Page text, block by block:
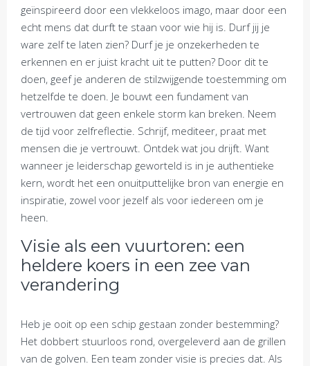
geïnspireerd door een vlekkeloos imago, maar door een
echt mens dat durft te staan voor wie hij is. Durf jij je
ware zelf te laten zien? Durf je je onzekerheden te
erkennen en er juist kracht uit te putten? Door dit te
doen, geef je anderen de stilzwijgende toestemming om
hetzelfde te doen. Je bouwt een fundament van
vertrouwen dat geen enkele storm kan breken. Neem
de tijd voor zelfreflectie. Schrijf, mediteer, praat met
mensen die je vertrouwt. Ontdek wat jou drijft. Want
wanneer je leiderschap geworteld is in je authentieke
kern, wordt het een onuitputtelijke bron van energie en
inspiratie, zowel voor jezelf als voor iedereen om je
heen.
Visie als een vuurtoren: een
heldere koers in een zee van
verandering
Heb je ooit op een schip gestaan zonder bestemming?
Het dobbert stuurloos rond, overgeleverd aan de grillen
van de golven. Een team zonder visie is precies dat. Als